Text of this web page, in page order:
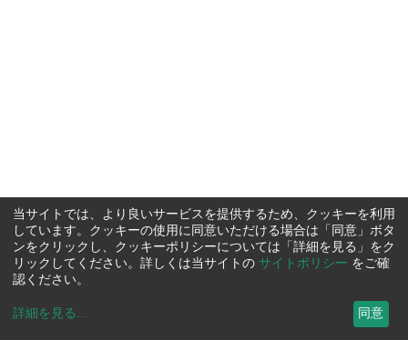
当サイトでは、より良いサービスを提供するため、クッキーを利用
しています。クッキーの使用に同意いただける場合は「同意」ボタ
ンをクリックし、クッキーポリシーについては「詳細を見る」をク
リックしてください。詳しくは当サイトの サイトポリシー をご確
認ください。
詳細を見る ... 同意